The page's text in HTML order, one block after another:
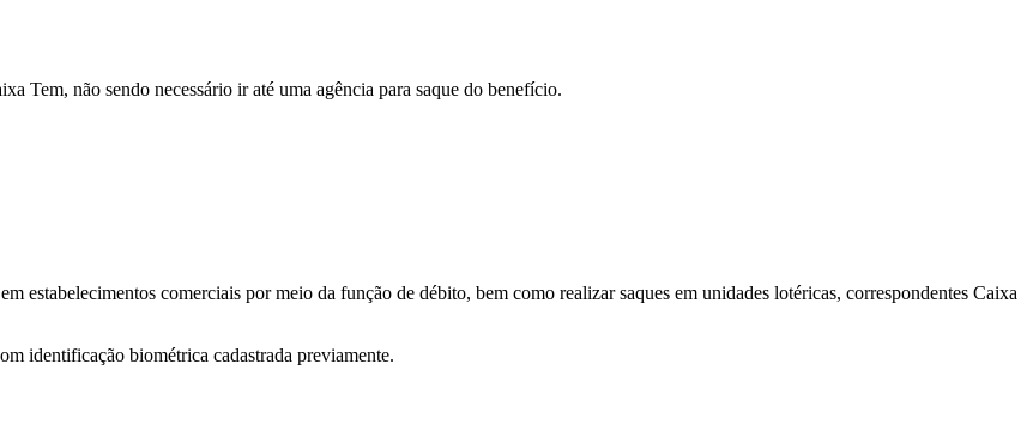
Tem, não sendo necessário ir até uma agência para saque do benefício.
estabelecimentos comerciais por meio da função de débito, bem como realizar saques em unidades lotéricas, correspondentes Caixa
identificação biométrica cadastrada previamente.